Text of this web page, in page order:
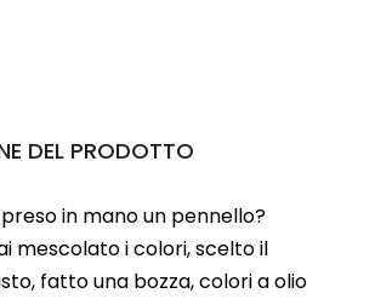
DEL PRODOTTO
in mano un pennello?
mescolato i colori, scelto il
fatto una bozza, colori a olio